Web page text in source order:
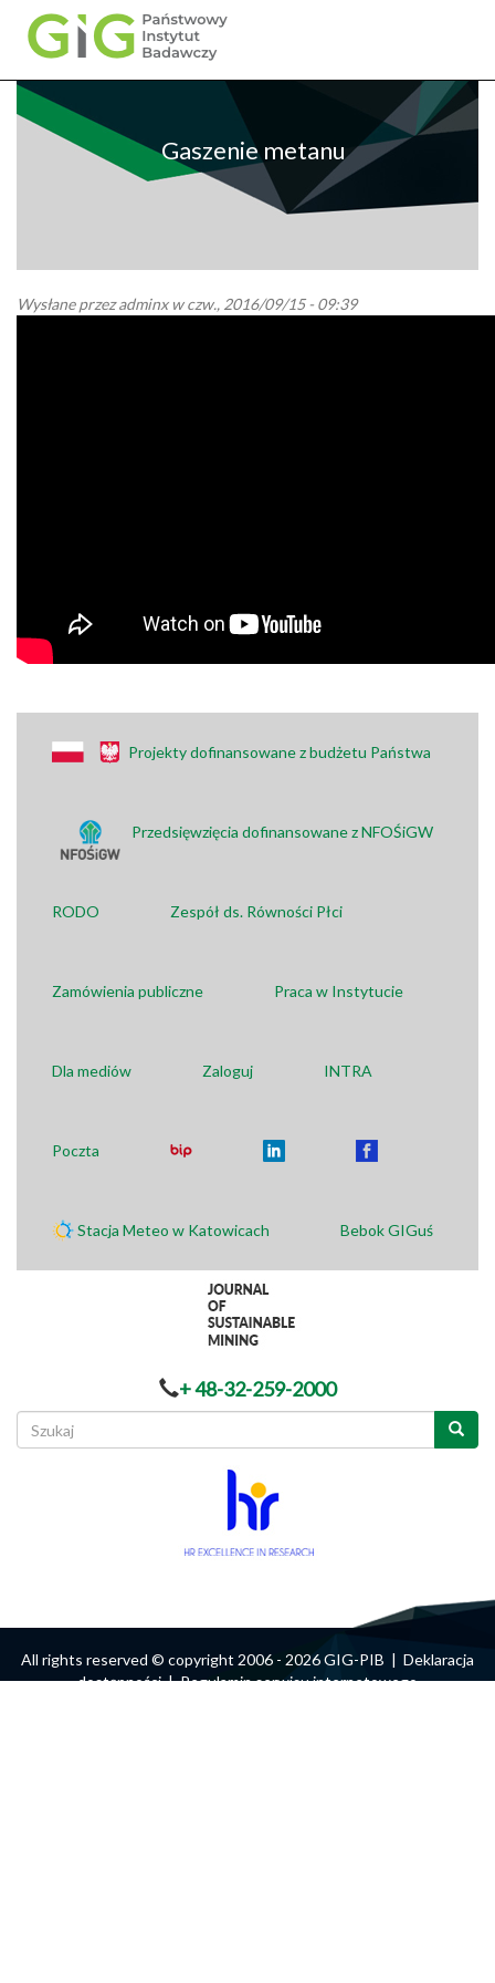
Przejdź
treści
Gaszenie metanu
Wysłane przezadminxw czw., 2016/09/15 - 09:39
Projekty dofinansowane z budżetu Państwa
Przedsięwzięcia dofinansowane z NFOŚiGW
RODO Zespół ds. Równości Płci
Zamówienia publiczne Praca w Instytucie
Dla mediów Zaloguj INTRA
Poczta
Stacja Meteo w Katowicach Bebok GIGuś
+ 48-32-259-2000
Formularz
All rights reserved © copyright 2006 - 2026 GIG-PIB | Deklaracja
dostępności|Regulamin serwisu internetowego